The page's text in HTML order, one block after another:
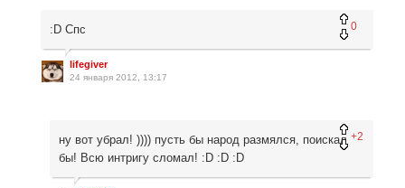
0
:D Спс
lifegiver
24 января 2012, 13:17
+2
ну вот убрал! )))) пусть бы народ размялся, поискал
бы! Всю интригу сломал! :D :D :D